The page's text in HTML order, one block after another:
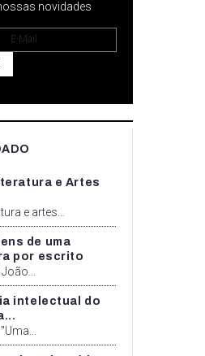
novidades
e Artes
e artes...
de uma
por escrito
intelectual do